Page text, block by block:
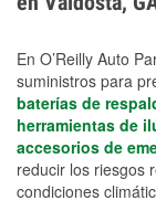
medidas de
En O’Reilly Auto
suministros para
baterías de
herramientas de
accesorios de
reducir los riesgos
condiciones